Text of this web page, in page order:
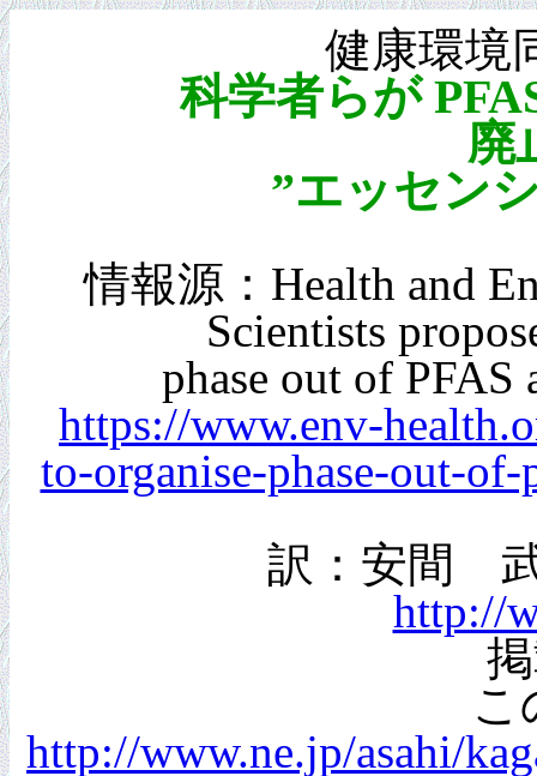
健康環境
科学者らが
廃
”エッセン
情報源：Health and
Scientists
phase out of PFAS
https://www.env-
to-organise-phase-out-
訳：安間
http://
こ
http://www.ne.jp/asahi/